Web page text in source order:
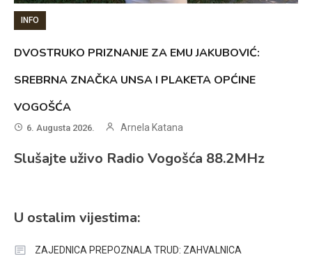
INFO
DVOSTRUKO PRIZNANJE ZA EMU JAKUBOVIĆ:
SREBRNA ZNAČKA UNSA I PLAKETA OPĆINE
VOGOŠĆA
6. Augusta 2026. Arnela Katana
Slušajte uživo Radio Vogošća 88.2MHz
U ostalim vijestima:
ZAJEDNICA PREPOZNALA TRUD: ZAHVALNICA